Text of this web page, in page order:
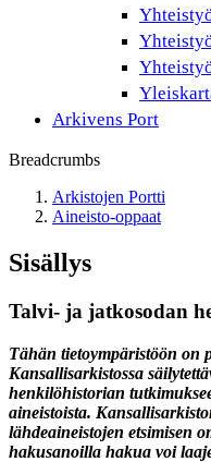
Arkivens Port
Breadcrumbs
Arkistojen Portti
Aineisto-oppaat
Sisällys
Talvi- ja jatkosodan
Tähän tietoympäristöön on
Kansallisarkistossa
henkilöhistorian
aineistoista.
lähdeaineistojen etsimisen
hakusanoilla hakua voi